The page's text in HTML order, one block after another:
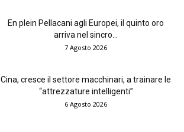
En plein Pellacani agli Europei, il quinto oro
arriva nel sincro...
7 Agosto 2026
Cina, cresce il settore macchinari, a trainare le
“attrezzature intelligenti”
6 Agosto 2026